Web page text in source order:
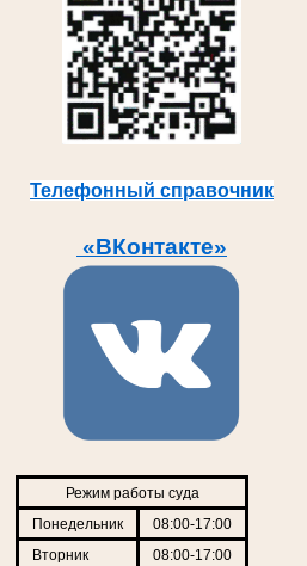
Телефонный справочник
«ВКонтакте»
Режим работы суда
Понедельник
08:00-17:00
Вторник
08:00-17:00